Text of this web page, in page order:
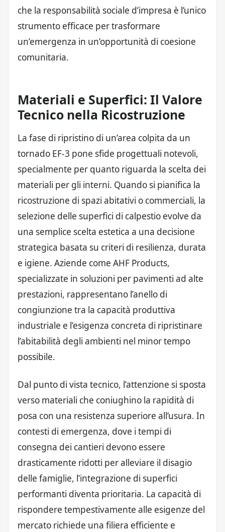
che la responsabilità sociale d’impresa è l’unico
strumento efficace per trasformare
un’emergenza in un’opportunità di coesione
comunitaria.
Materiali e Superfici: Il Valore
Tecnico nella Ricostruzione
La fase di ripristino di un’area colpita da un
tornado EF-3 pone sfide progettuali notevoli,
specialmente per quanto riguarda la scelta dei
materiali per gli interni. Quando si pianifica la
ricostruzione di spazi abitativi o commerciali, la
selezione delle superfici di calpestio evolve da
una semplice scelta estetica a una decisione
strategica basata su criteri di resilienza, durata
e igiene. Aziende come AHF Products,
specializzate in soluzioni per pavimenti ad alte
prestazioni, rappresentano l’anello di
congiunzione tra la capacità produttiva
industriale e l’esigenza concreta di ripristinare
l’abitabilità degli ambienti nel minor tempo
possibile.
Dal punto di vista tecnico, l’attenzione si sposta
verso materiali che coniughino la rapidità di
posa con una resistenza superiore all’usura. In
contesti di emergenza, dove i tempi di
consegna dei cantieri devono essere
drasticamente ridotti per alleviare il disagio
delle famiglie, l’integrazione di superfici
performanti diventa prioritaria. La capacità di
rispondere tempestivamente alle esigenze del
mercato richiede una filiera efficiente e